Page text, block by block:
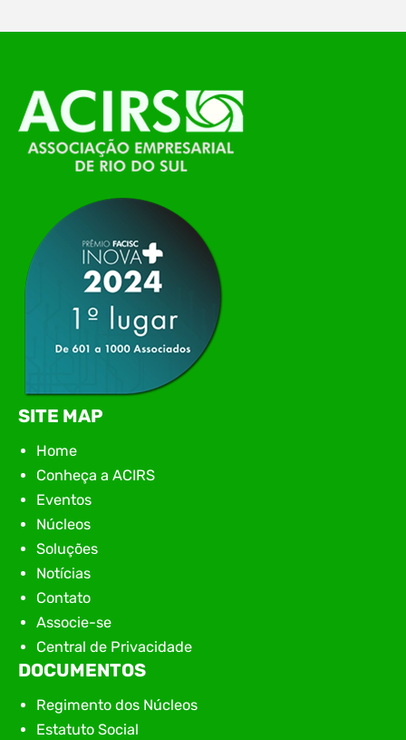
O Polo ACATE-ACIRS, por meio do NIAVI – Núcleo
de Tecnologia da Informação do Alto Vale do
Itajaí, realizou, no dia 21 de julho, o evento
Conexão Tech NIAVI, reunindo empresas de
tecnologia da região para uma noite de
apresentação de novas iniciativas para o setor. O
encontro aconteceu em Rio…
SITE MAP
Home
Conheça a ACIRS
Eventos
Núcleos
Soluções
Notícias
Contato
Associe-se
Central de Privacidade
DOCUMENTOS
Regimento dos Núcleos
Estatuto Social